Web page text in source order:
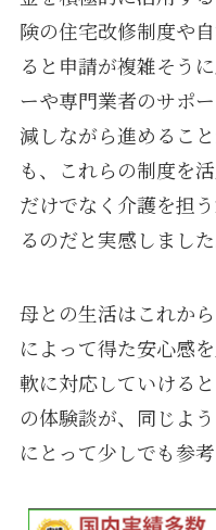
険の住宅改修制度や
ると申請が複雑そう
ーや専門業者のサポ
減しながら進めるこ
も、これらの制度を
だけでなく介護を担
るのだと実感しました
母との生活はこれか
によって得た安心感
軟に対応していける
の体験談が、同じよ
にとって少しでも参